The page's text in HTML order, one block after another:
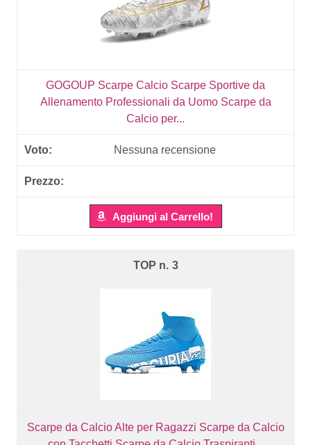
GOGOUP Scarpe Calcio Scarpe Sportive da
Allenamento Professionali da Uomo Scarpe da
Calcio per...
Nessuna recensione
Aggiungi al Carrello!
3
Scarpe da Calcio Alte per Ragazzi Scarpe da Calcio